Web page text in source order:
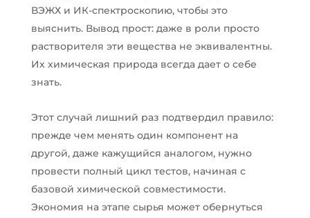
ВЭЖХ и ИК-спектроскопию, чтобы это
выяснить. Вывод прост: даже в роли просто
растворителя эти вещества не эквивалентны.
Их химическая природа всегда дает о себе
знать.
Этот случай лишний раз подтвердил правило:
прежде чем менять один компонент на
другой, даже кажущийся аналогом, нужно
провести полный цикл тестов, начиная с
базовой химической совместимости.
Экономия на этапе сырья может обернуться